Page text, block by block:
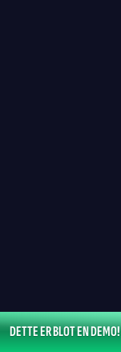
DETTE ER BLOT EN DEMO!